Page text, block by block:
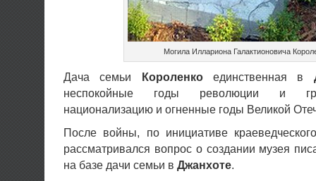
Могила Иллариона Галактионовича
Дача семьи Короленкоединственная в
неспокойные годы революции и
национализацию и огненные годы Великой
После войны, по инициативе
рассматривался вопрос о создании музея
на базе дачи семьи в Джанхоте.